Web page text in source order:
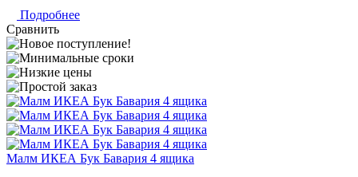
Подробнее
Сравнить
Малм ИКЕА Бук Бавария 4 ящика